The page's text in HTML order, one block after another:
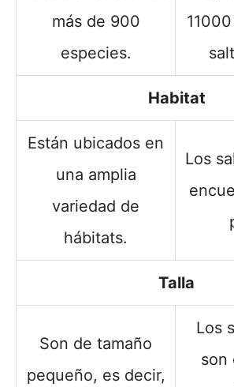
más de 900
especies.
Habitat
Están ubicados en
una amplia
variedad de
hábitats.
Los
Talla
Son de tamaño
pequeño, es decir,
Los
son